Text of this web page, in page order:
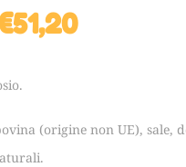
51,20Price
€25,60
(origine non UE), sale,